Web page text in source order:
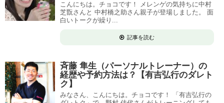
こんにちは。チョコです！ メレンゲの気持ちに中村
芝翫さんと 中村橋之助さん親子が登場しました。 面
白いトークが繰り...
記事を読む
斉藤 隼生（パーソナルトレーナー）の
経歴や予約方法は？【有吉弘行のダレト
ク】
みなさん、こんにちは。チョコです！ 「有吉弘行の